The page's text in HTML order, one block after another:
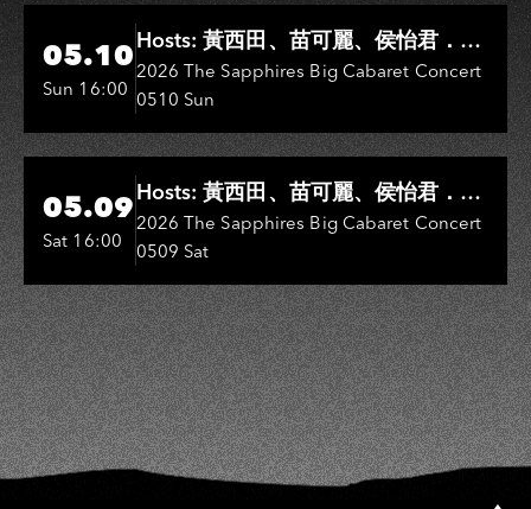
Hi-Ing Music Hall
05.10
Sun 16:00
Hosts: 黃西田、苗可麗、侯怡君．
Entertainers: 葉啟田、鳥來嬤-吳
敏、王彩樺、王瑞霞、吳淑敏、施文
彬、邵大倫、曹雅雯、陳孟賢、黃露
瑤
2026 The Sapphires Big Cabaret Concert
0510 Sun
Hi-Ing Music Hall
05.09
Sat 16:00
Hosts: 黃西田、苗可麗、侯怡君．
Entertainers: 葉啟田、鳥來嬤-吳
敏、張秀卿、王彩樺、吳淑敏、施文
彬、邵大倫、曹雅雯、陳孟賢、黃露
瑤
2026 The Sapphires Big Cabaret Concert
0509 Sat